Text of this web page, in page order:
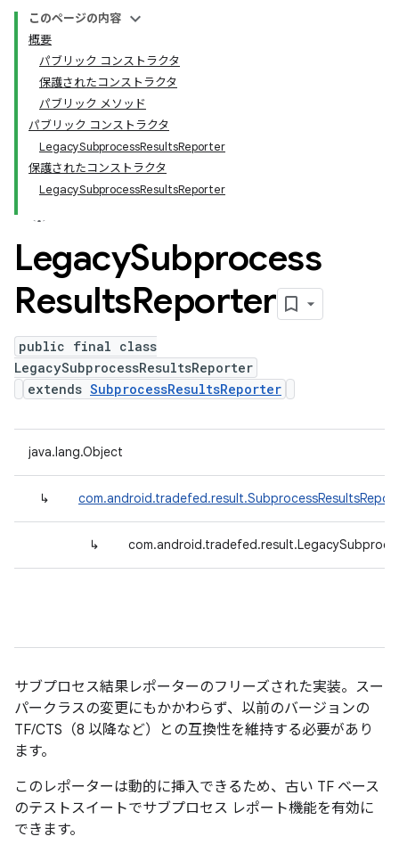
このページの内容
概要
パブリック コンストラクタ
保護されたコンストラクタ
パブリック メソッド
パブリック コンストラクタ
LegacySubprocessResultsReporter
保護されたコンストラクタ
LegacySubprocessResultsReporter
LegacySubprocess
ResultsReporter
public final class
LegacySubprocessResultsReporter
extends SubprocessResultsReporter
java.lang.Object
↳
↳
サブプロセス結果レポーターのフリーズされた実装。スー
パークラスの変更にもかかわらず、以前のバージョンの
TF/CTS（8 以降など）との互換性を維持する必要があり
ます。
このレポーターは動的に挿入できるため、古い TF ベース
のテストスイートでサブプロセス レポート機能を有効に
できます。